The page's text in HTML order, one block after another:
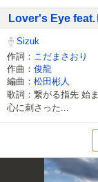
Lover's Eye feat.
Sizuk
作詞： こだまさおり
作曲： 俊龍
編曲： 松田彬人
歌詞：繋がる指先 始
心に刺さった...